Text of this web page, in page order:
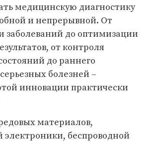
медицинскую диагностику
и непрерывной. От
заболеваний до оптимизации
от контроля
до раннего
болезней –
инновации практически
материалов,
беспроводной